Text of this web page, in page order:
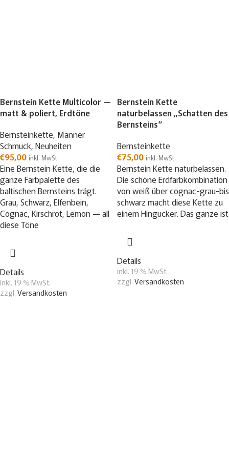
Bernstein Kette Multicolor —
matt & poliert, Erdtöne
Bernsteinkette, Männer
Schmuck, Neuheiten
€95,00 inkl. MwSt.
Eine Bernstein Kette, die die
ganze Farbpalette des
baltischen Bernsteins trägt.
Grau, Schwarz, Elfenbein,
Cognac, Kirschrot, Lemon — all
diese Töne
Details
inkl. 19 % MwSt.
zzgl.Versandkosten
Bernstein Kette
naturbelassen „Schatten des
Bernsteins“
Bernsteinkette
€75,00 inkl. MwSt.
Bernstein Kette naturbelassen.
Die schöne Erdfarbkombination
von weiß über cognac-grau-bis
schwarz macht diese Kette zu
einem Hingucker. Das ganze ist
Details
inkl. 19 % MwSt.
zzgl.Versandkosten